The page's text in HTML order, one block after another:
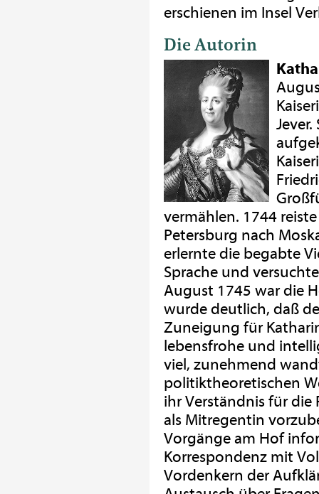
erschienen im Insel
Die Autorin
vermählen. 1744
Petersburg nach
erlernte die begabte
Sprache und
August 1745 war die
wurde deutlich, daß
Zuneigung für
lebensfrohe und
viel, zunehmend
politiktheoretischen
ihr Verständnis für die
als Mitregentin
Vorgänge am Hof
Korrespondenz mit
Vordenkern der